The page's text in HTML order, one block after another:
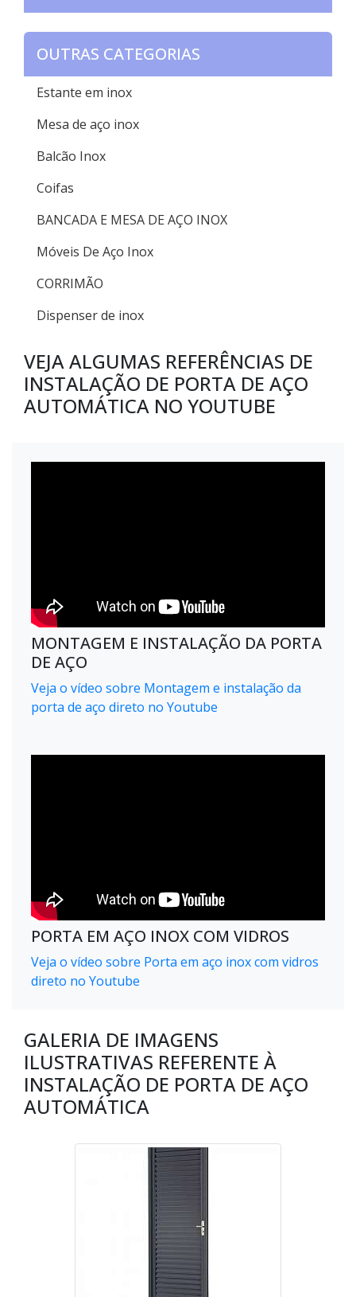
OUTRAS CATEGORIAS
Estante em inox
Mesa de aço inox
Balcão Inox
Coifas
BANCADA E MESA DE AÇO INOX
Móveis De Aço Inox
CORRIMÃO
Dispenser de inox
VEJA ALGUMAS REFERÊNCIAS DE
INSTALAÇÃO DE PORTA DE AÇO
AUTOMÁTICA NO YOUTUBE
MONTAGEM E INSTALAÇÃO DA PORTA
DE AÇO
Veja o vídeo sobre Montagem e instalação da
porta de aço direto no Youtube
PORTA EM AÇO INOX COM VIDROS
Veja o vídeo sobre Porta em aço inox com vidros
direto no Youtube
GALERIA DE IMAGENS
ILUSTRATIVAS REFERENTE À
INSTALAÇÃO DE PORTA DE AÇO
AUTOMÁTICA